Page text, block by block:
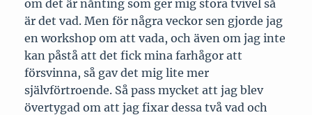
om det är nånting som ger mig stora tvivel så
är det vad. Men för några veckor sen gjorde jag
en workshop om att vada, och även om jag inte
kan påstå att det fick mina farhågor att
försvinna, så gav det mig lite mer
självförtroende. Så pass mycket att jag blev
övertygad om att jag fixar dessa två vad och